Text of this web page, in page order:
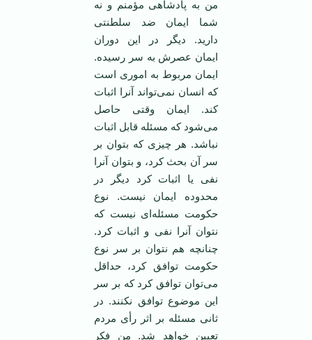
من به پادشاهی مؤمنم و نه
شما ایمان ضد سلطنتی
دارید. دیگر در این دوران
ایمان عصرش به سر رسیده.
ایمان مربوط به اموری است
که انسان نمی‌تواند آنرا اثبات
کند. ایمان وقتی حاصل
می‌شود که مسئله قابل اثبات
نباشد. هر چیزی که بتوان بر
سر آن بحث کرد، و بتوان آنرا
نفی یا اثبات کرد دیگر در
محدوده ایمان نیست. نوع
حکومت مسئله‌ای نیست که
نتوان آنرا نفی و اثبات کرد.
چنانچه هم نتوان بر سر نوع
حکومت توافق کرد، حداقل
می‌توان توافق کرد که بر سر
این موضوع توافق نکنند. در
ثانی مسئله بر اثر رأی مردم
تعیین خواهد شد. من فکر